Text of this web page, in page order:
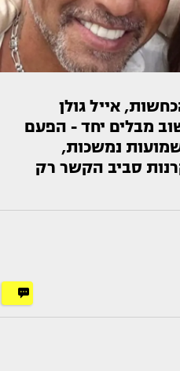
אייל גולן
מבלים יחד - הפעם
נמשכות,
סביב הקשר רק